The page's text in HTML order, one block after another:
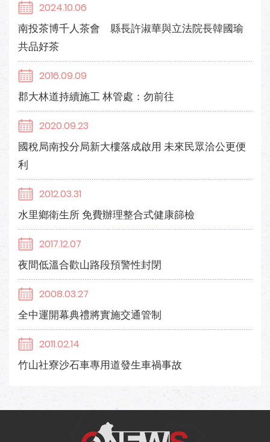
2024.10.06
南投茶博千人茶會 縣長許淑華與立法院長韓國瑜
共品好茶
2016.09.09
郡大林道持續施工 林管處：勿前往
2020.09.23
國稅局南投分局新大樓落成啟用 未來民眾洽公更便
利
2012.03.31
水里鄉衛生所 免費辦理整合式健康篩檢
2017.12.07
夜間低溫合歡山路段預警性封閉
2008.03.27
全中運開幕典禮將實施交通管制
2011.02.14
竹山社寮沙石車專用道發生車禍事故